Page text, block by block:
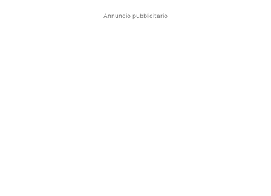
Annuncio pubblicitario